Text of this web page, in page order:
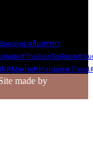
#สิเน่หาพา
#TheSiamTeaRoom
#MarriottMarquis#Travel
made by